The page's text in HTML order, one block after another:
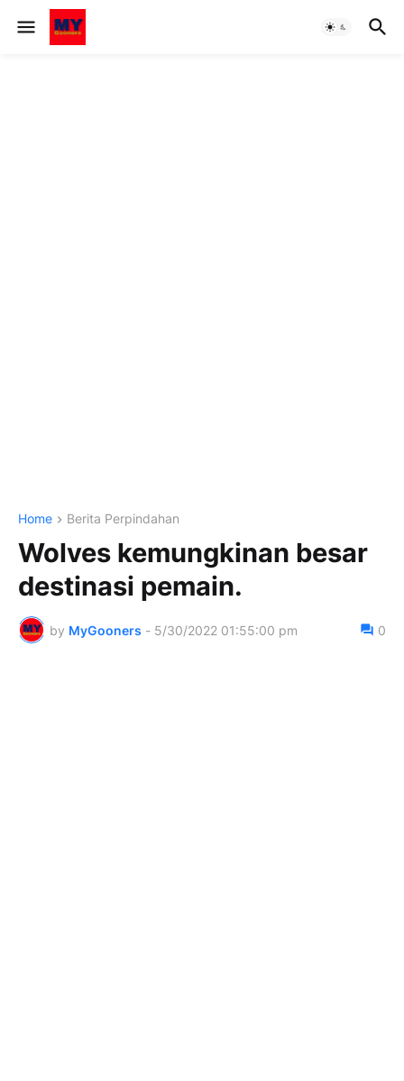
Home Berita Perpindahan
Wolves kemungkinan besar
destinasi pemain.
by MyGooners - 5/30/2022 01:55:00 pm 0